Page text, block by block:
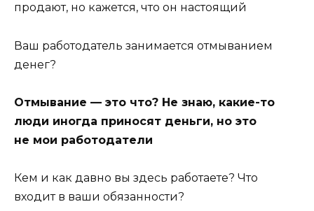
продают, но кажется, что он настоящий
Ваш работодатель занимается отмыванием
денег?
Отмывание — это что? Не знаю, какие-то
люди иногда приносят деньги, но это
не мои работодатели
Кем и как давно вы здесь работаете? Что
входит в ваши обязанности?